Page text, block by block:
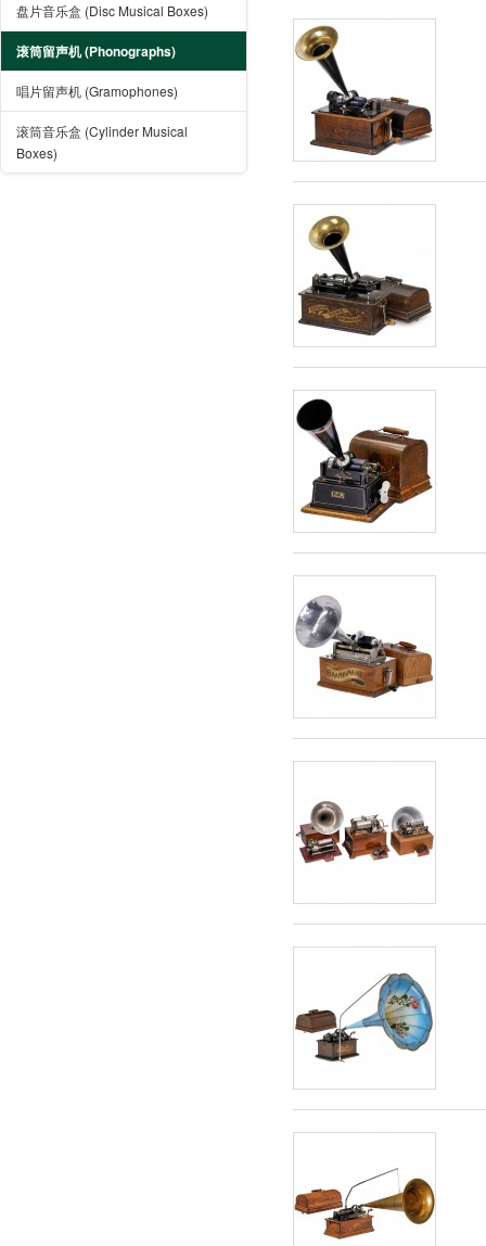
盘片音乐盒 (Disc Musical Boxes)
滚筒留声机 (Phonographs)
唱片留声机 (Gramophones)
滚筒音乐盒 (Cylinder Musical
Boxes)